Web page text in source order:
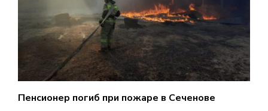
Пенсионер погиб при пожаре в Сеченове